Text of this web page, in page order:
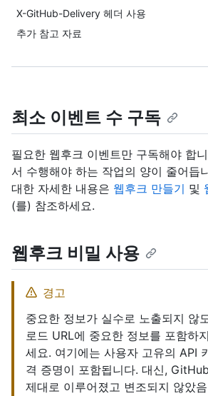
X-GitHub-Delivery 헤더 사용
추가 참고 자료
최소 이벤트 수 구독
필요한 웹후크 이벤트만 구독해야 합
서 수행해야 하는 작업의 양이 줄어듭
대한 자세한 내용은 웹후크 만들기 및
(를) 참조하세요.
웹후크 비밀 사용
경고
중요한 정보가 실수로 노출되지 않
로드 URL에 중요한 정보를 포함하지
세요. 여기에는 사용자 고유의 API
격 증명이 포함됩니다. 대신,
제대로 이루어졌고 변조되지 않았